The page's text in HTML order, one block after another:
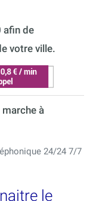
afin de
votre ville.
à
24/24 7/7
le